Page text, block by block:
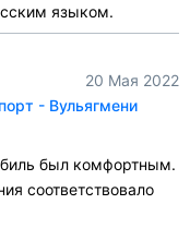
языком.
20 Мая 2022
- Вульягмени
был комфортным.
соответствовало